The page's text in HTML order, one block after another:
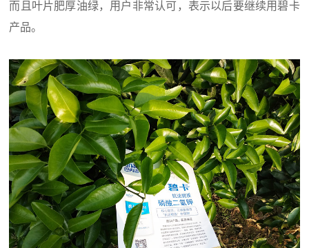
而且叶片肥厚油绿，用户非常认可，表示以后要继续用碧卡
产品。